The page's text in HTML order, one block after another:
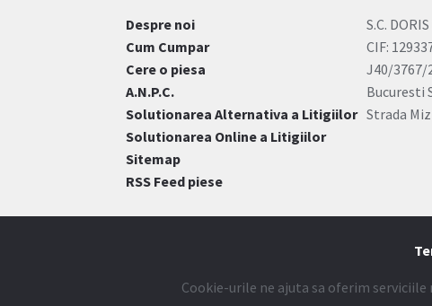
Despre noi
Cum Cumpar
Cere o piesa
A.N.P.C.
Solutionarea Alternativa a Litigiilor
Solutionarea Online a Litigiilor
Sitemap
RSS Feed piese
S.C.
CIF:
J40/3767/
Bucuresti
Strada
Cookie-urile ne ajuta sa oferim